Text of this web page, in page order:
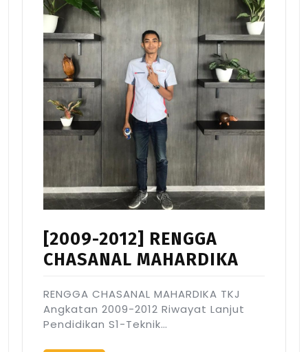
[2009-2012] RENGGA
CHASANAL MAHARDIKA
RENGGA CHASANAL MAHARDIKA TKJ
Angkatan 2009-2012 Riwayat Lanjut
Pendidikan S1-Teknik…